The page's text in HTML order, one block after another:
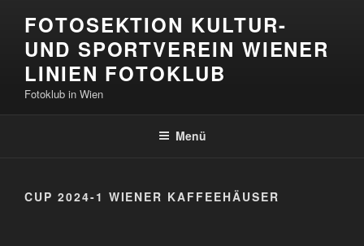
springen
FOTOSEKTION KULTUR-
UND SPORTVEREIN WIENER
LINIEN FOTOKLUB
Fotoklub in Wien
Menü
CUP 2024-1 WIENER KAFFEEHÄUSER